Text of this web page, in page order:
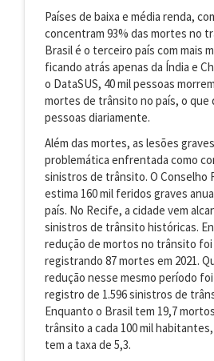
Países de baixa e média renda,
concentram 93% das mortes no
Brasil é o terceiro país com mais
ficando atrás apenas da Índia e
o DataSUS, 40 mil pessoas
mortes de trânsito no país, o que
pessoas diariamente.
Além das mortes, as lesões
problemática enfrentada como
sinistros de trânsito. O Conselho
estima 160 mil feridos graves
país. No Recife, a cidade vem
sinistros de trânsito históricas.
redução de mortos no trânsito foi
registrando 87 mortes em 2021.
redução nesse mesmo período
registro de 1.596 sinistros de
Enquanto o Brasil tem 19,7
trânsito a cada 100 mil
tem a taxa de 5,3.